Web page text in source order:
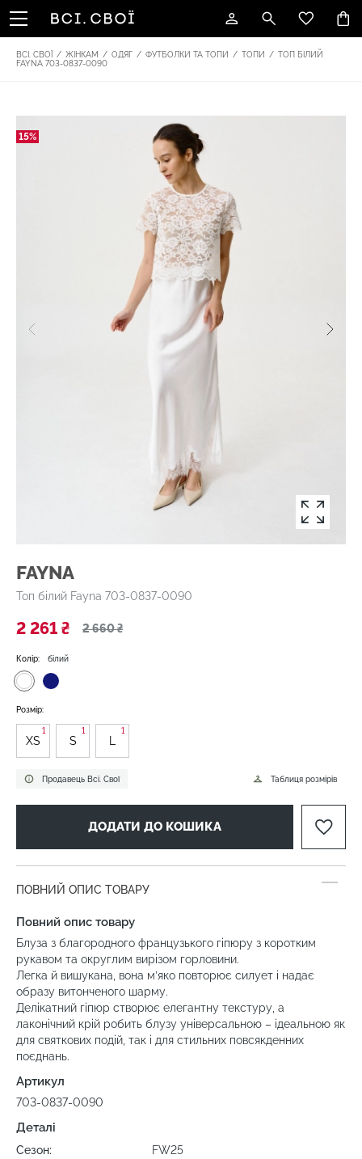
ВСІ. СВОЇ / ЖІНКАМ / ОДЯГ / ФУТБОЛКИ ТА ТОПИ / ТОПИ / ТОП БІЛИЙ
FAYNA 703-0837-0090
15%
FAYNA
Топ білий Fayna 703-0837-0090
2 261 ₴ 2 660 ₴
Продавець Всі. Свої
Колір: білий
Таблиця розмірів
Розмір:
XS
1
S
1
L
1
ДОДАТИ ДО КОШИКА
ПОВНИЙ ОПИС ТОВАРУ
Повний опис товару
Блуза з благородного французького гіпюру з коротким
рукавом та округлим вирізом горловини.
Легка й вишукана, вона м’яко повторює силует і надає
образу витонченого шарму.
Делікатний гіпюр створює елегантну текстуру, а
лаконічний крій робить блузу універсальною – ідеальною як
для святкових подій, так і для стильних повсякденних
поєднань.
Артикул
703-0837-0090
Деталі
Сезон:
FW25